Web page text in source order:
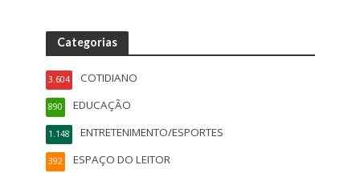
Categorias
COTIDIANO
3.604
EDUCAÇÃO
890
ENTRETENIMENTO/ESPORTES
1.148
ESPAÇO DO LEITOR
392